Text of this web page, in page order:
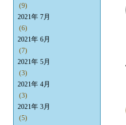
(9)
2021年 7月
(6)
2021年 6月
(7)
2021年 5月
(3)
2021年 4月
(3)
2021年 3月
(5)